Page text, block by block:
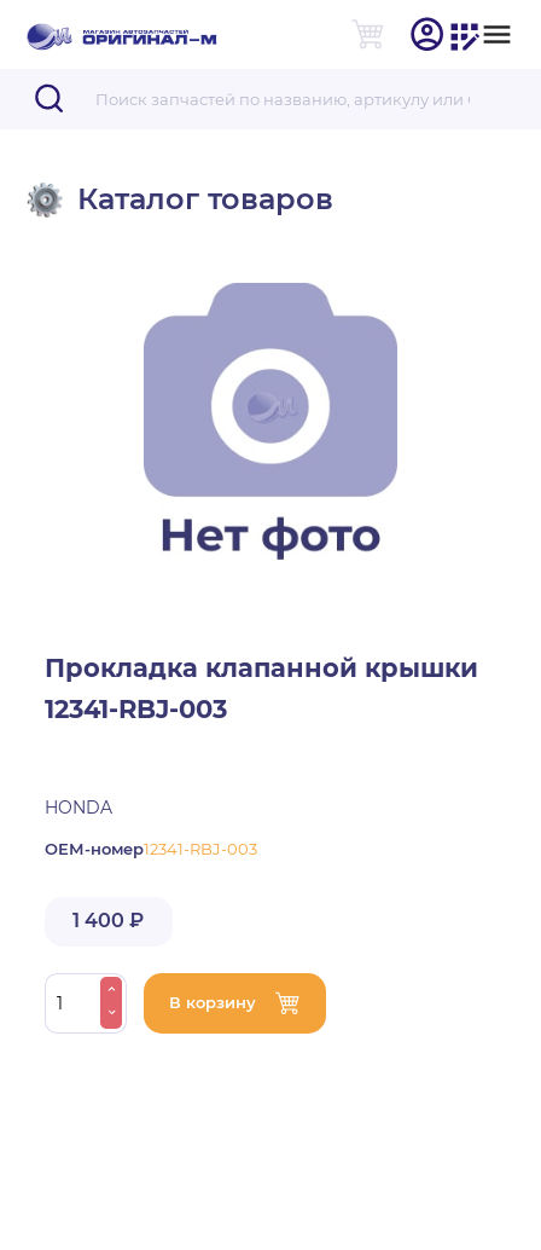
Каталог товаров
Прокладка клапанной крышки
12341-RBJ-003
HONDA
ОЕМ-номер12341-RBJ-003
1 400 ₽
В корзину